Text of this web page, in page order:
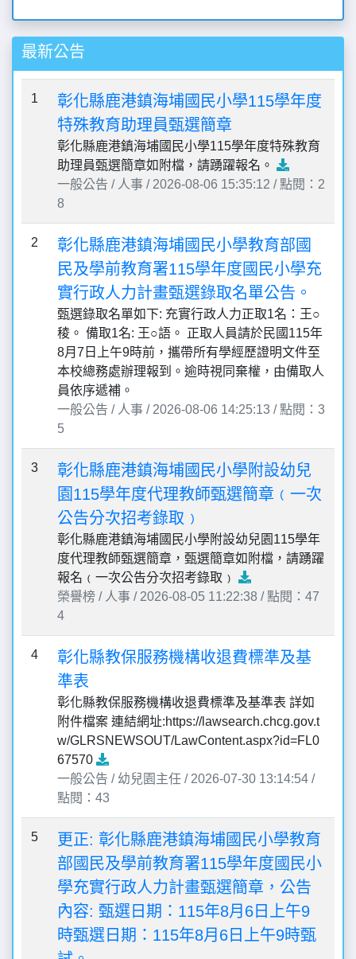
最新公告
1
彰化縣鹿港鎮海埔國民小學115學年度
特殊教育助理員甄選簡章
彰化縣鹿港鎮海埔國民小學115學年度特殊教育
助理員甄選簡章如附檔，請踴躍報名。
一般公告 / 人事 / 2026-08-06 15:35:12 / 點閱：2
8
2
彰化縣鹿港鎮海埔國民小學教育部國
民及學前教育署115學年度國民小學充
實行政人力計畫甄選錄取名單公告。
甄選錄取名單如下: 充實行政人力正取1名：王○
稜。 備取1名: 王○語。 正取人員請於民國115年
8月7日上午9時前，攜帶所有學經歷證明文件至
本校總務處辦理報到。逾時視同棄權，由備取人
員依序遞補。
一般公告 / 人事 / 2026-08-06 14:25:13 / 點閱：3
5
3
彰化縣鹿港鎮海埔國民小學附設幼兒
園115學年度代理教師甄選簡章﹙一次
公告分次招考錄取﹚
彰化縣鹿港鎮海埔國民小學附設幼兒園115學年
度代理教師甄選簡章，甄選簡章如附檔，請踴躍
報名﹙一次公告分次招考錄取﹚
榮譽榜 / 人事 / 2026-08-05 11:22:38 / 點閱：47
4
4
彰化縣教保服務機構收退費標準及基
準表
彰化縣教保服務機構收退費標準及基準表 詳如
附件檔案 連結網址:https://lawsearch.chcg.gov.t
w/GLRSNEWSOUT/LawContent.aspx?id=FL0
67570
一般公告 / 幼兒園主任 / 2026-07-30 13:14:54 /
點閱：43
5
更正: 彰化縣鹿港鎮海埔國民小學教育
部國民及學前教育署115學年度國民小
學充實行政人力計畫甄選簡章，公告
內容: 甄選日期：115年8月6日上午9
時甄選日期：115年8月6日上午9時甄